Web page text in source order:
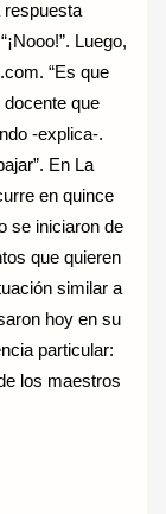
respuesta
Luego,
“Es que
que
-explica-.
En La
en quince
se iniciaron de
que quieren
similar a
hoy en su
particular:
los maestros